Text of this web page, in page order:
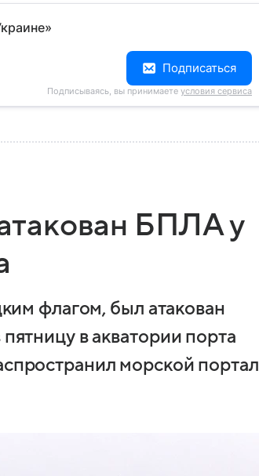
Подписаться
Подписываясь, вы принимаете условия сервиса
БПЛА у
флагом, был атакован
в акватории порта
морской портал